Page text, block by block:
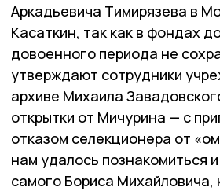
Аркадьевича Тимирязева в
Касаткин, так как в фондах
довоенного периода не
утверждают сотрудники
архиве Михаила
открытки от Мичурина — с
отказом селекционера от
нам удалось познакомиться
самого Бориса Михайловича,